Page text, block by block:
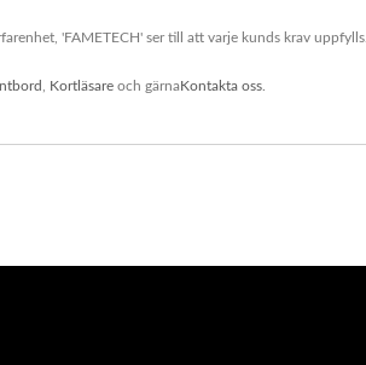
'FAMETECH' ser till att varje kunds krav uppfylls.
Kortläsare och gärnaKontakta oss